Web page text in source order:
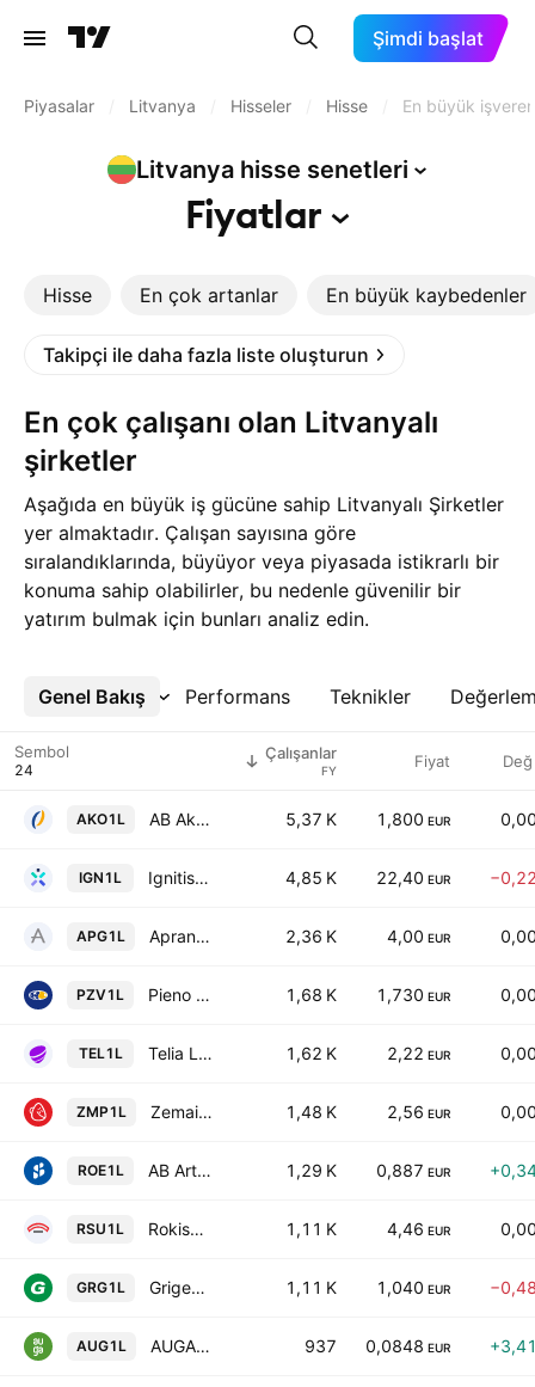
Şimdi başlat
Piyasalar Litvanya Hisseler Hisse En büyük
Litvanya hisse senetleri
Fiyatlar
Hisse En çok artanlar En büyük kaybedenler
Takipçi ile daha fazla liste oluşturun
En çok çalışanı olan Litvanyalı
şirketler
Aşağıda en büyük iş gücüne sahip Litvanyalı Şirketler
yer almaktadır. Çalışan sayısına göre
sıralandıklarında, büyüyor veya piyasada istikrarlı bir
konuma sahip olabilirler, bu nedenle güvenilir bir
yatırım bulmak için bunları analiz edin.
Genel Bakış Performans Teknikler
Daha Fazla
Sembol Çalışanlar
FY Fiyat
AKO1L AB Akola Group 5,37 K 1,800 EUR
IGN1L Ignitis Grupe AB 4,85 K 22,40 EUR
APG1L Apranga APB 2,36 K 4,00 EUR
PZV1L Pieno Zvaigzdes AB 1,68 K 1,730 EUR
TEL1L Telia Lietuva AB 1,62 K 2,22 EUR
ZMP1L Zemaitijos Pienas AB 1,48 K 2,56 EUR
ROE1L AB Artea Bankas 1,29 K 0,887 EUR
RSU1L Rokiskio suris AB 1,11 K 4,46 EUR
GRG1L Grigeo Group AB 1,11 K 1,040 EUR
AUG1L AUGA group AB 937 0,0848 EUR